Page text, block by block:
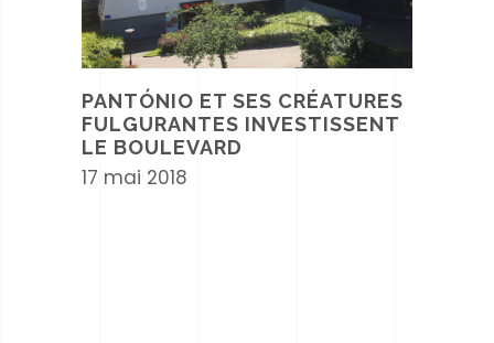
PANTÓNIO ET SES CRÉATURES
FULGURANTES INVESTISSENT
LE BOULEVARD
17 mai 2018